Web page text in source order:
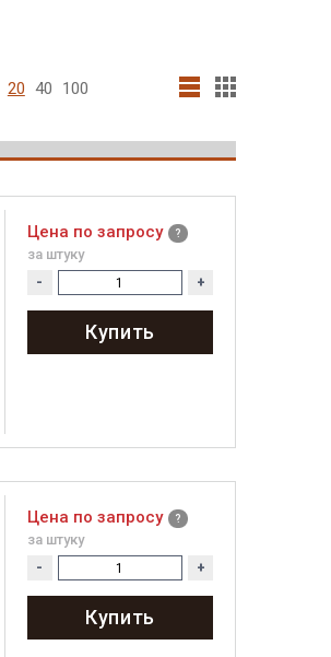
20 40 100
Цена по запросу
за штуку
- +
Купить
Цена по запросу
за штуку
- +
Купить